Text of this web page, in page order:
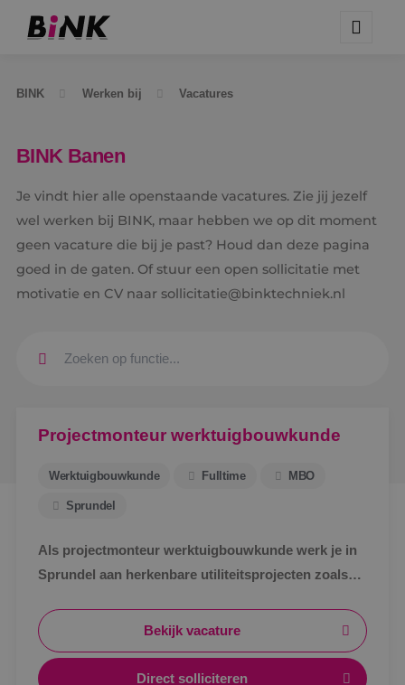
BINK Werken bij Vacatures
BINK Banen
Je vindt hier alle openstaande vacatures. Zie jij jezelf
wel werken bij BINK, maar hebben we op dit moment
geen vacature die bij je past? Houd dan deze pagina
goed in de gaten. Of stuur een open sollicitatie met
motivatie en CV naar sollicitatie@binktechniek.nl
Projectmonteur werktuigbouwkunde
Werktuigbouwkunde Fulltime MBO
Sprundel
Als projectmonteur werktuigbouwkunde werk je in
Sprundel aan herkenbare utiliteitsprojecten zoals
zichtbaar resultaat en korte lijnen.
Bekijk vacature
Direct solliciteren